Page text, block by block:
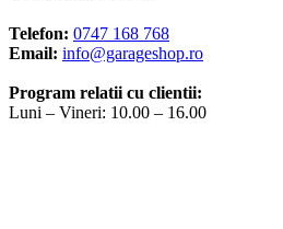
Telefon: 0747 168 768
Email: info@garageshop.ro
Program relatii cu clientii:
Luni – Vineri: 10.00 – 16.00